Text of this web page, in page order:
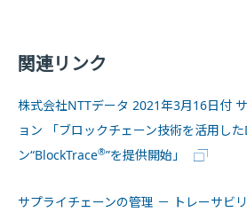
関連リンク
株式会社NTTデータ 2021年3月16日付
ョン 「ブロックチェーン技術を活用し
ン“BlockTrace®”を提供開始」
サプライチェーンの管理 － トレーサビ